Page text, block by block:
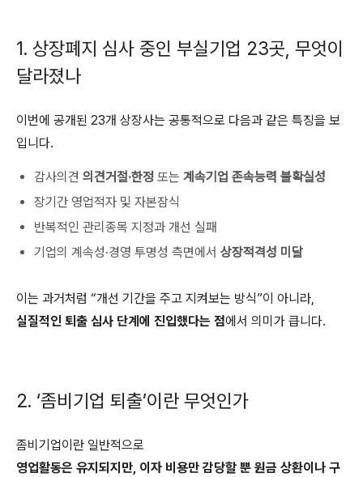
1. 상장폐지 심사 중인 부실기업 23곳, 무엇이
달라졌나
이번에 공개된 23개 상장사는 공통적으로 다음과 같은 특징을 보
입니다.
감사의견 의견거절·한정 또는 계속기업 존속능력 불확실성
장기간 영업적자 및 자본잠식
반복적인 관리종목 지정과 개선 실패
기업의 계속성·경영 투명성 측면에서 상장적격성 미달
이는 과거처럼 “개선 기간을 주고 지켜보는 방식”이 아니라,
실질적인 퇴출 심사 단계에 진입했다는 점에서 의미가 큽니다.
2. ‘좀비기업 퇴출’이란 무엇인가
좀비기업이란 일반적으로
영업활동은 유지되지만, 이자 비용만 감당할 뿐 원금 상환이나 구